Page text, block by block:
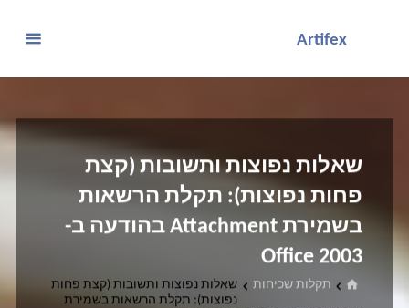
Artifex
שאלות נפוצות ותשובות (קצת
פחות נפוצות): תקלת הרשאות
בשמירת Attachment בהודעה ב-
Office 2003
ביתתקלות שכיחות
שאלות נפוצות ותשובות (קצת פחות
נפוצות): תקלת הרשאות בשמירת